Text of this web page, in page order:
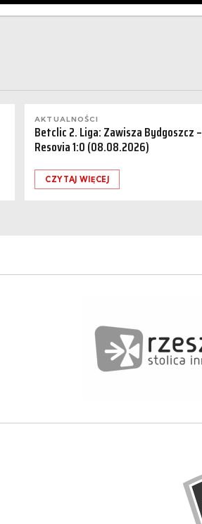
AKTUALNOŚCI
Betclic 2. Liga: Zawisza Bydgoszcz –
Resovia 1:0 (08.08.2026)
CZYTAJ WIĘCEJ